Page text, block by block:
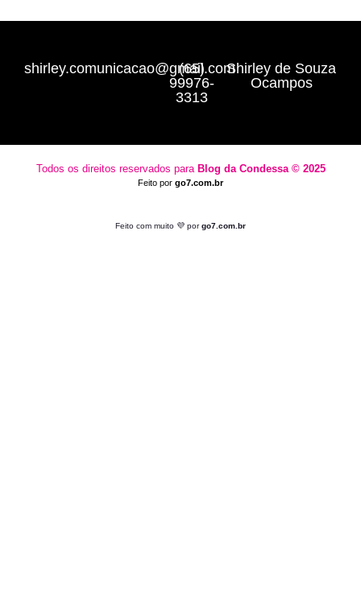
shirley.comunicacao@gmail.com
(65)
99976-
3313
Shirley de Souza
Ocampos
Todos os direitos reservados paraBlog da Condessa ⁠© 2025
Feito por go7.com.br
Feito com muito 💜 porgo7.com.br